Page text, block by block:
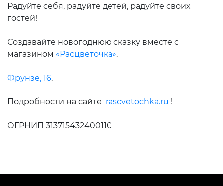
Радуйте себя, радуйте детей, радуйте своих
гостей!
Создавайте новогоднюю сказку вместе с
магазином «Расцветочка».
Фрунзе, 16.
Подробности на сайте rascvetochka.ru !
ОГРНИП 313715432400110